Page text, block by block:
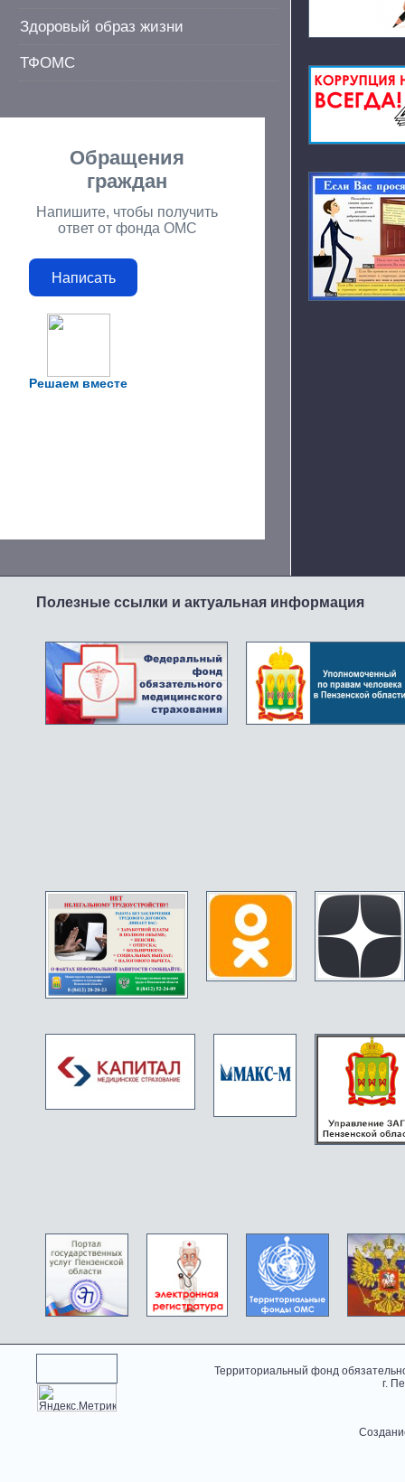
Здоровый образ жизни
ТФОМС
Решаем вместе
Обращения
граждан
Напишите, чтобы получить
ответ от фонда ОМС
Написать
Полезные ссылки и актуальная информация
Территориальный фонд
г.